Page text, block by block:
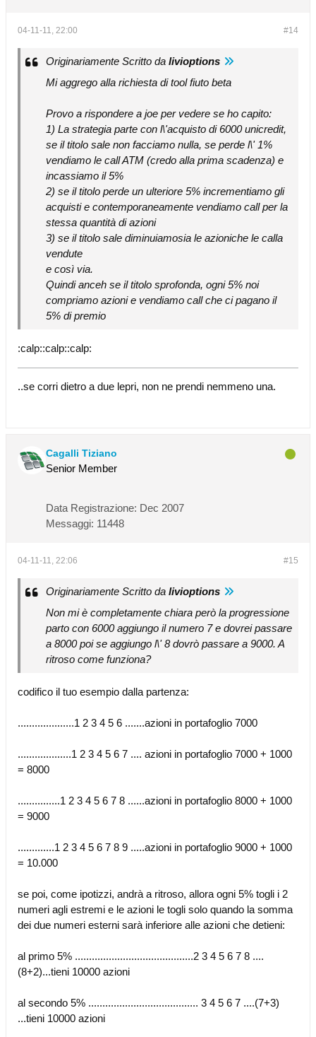
#14
04-11-11, 22:00
Originariamente Scritto da livioptions
Mi aggrego alla richiesta di tool fiuto beta
Provo a rispondere a joe per vedere se ho capito:
1) La strategia parte con l\'acquisto di 6000 unicredit,
se il titolo sale non facciamo nulla, se perde l\' 1%
vendiamo le call ATM (credo alla prima scadenza) e
incassiamo il 5%
2) se il titolo perde un ulteriore 5% incrementiamo gli
acquisti e contemporaneamente vendiamo call per la
stessa quantità di azioni
3) se il titolo sale diminuiamosia le azioniche le calla
vendute
e così via.
Quindi anceh se il titolo sprofonda, ogni 5% noi
compriamo azioni e vendiamo call che ci pagano il
5% di premio
:calp::calp::calp:
..se corri dietro a due lepri, non ne prendi nemmeno una.
Cagalli Tiziano
Senior Member
Data Registrazione: Dec 2007
Messaggi: 11448
#15
04-11-11, 22:06
Originariamente Scritto da livioptions
Non mi è completamente chiara però la progressione
parto con 6000 aggiungo il numero 7 e dovrei passare
a 8000 poi se aggiungo l\' 8 dovrò passare a 9000. A
ritroso come funziona?
codifico il tuo esempio dalla partenza:
....................1 2 3 4 5 6 .......azioni in portafoglio 7000
...................1 2 3 4 5 6 7 .... azioni in portafoglio 7000 + 1000
= 8000
...............1 2 3 4 5 6 7 8 ......azioni in portafoglio 8000 + 1000
= 9000
.............1 2 3 4 5 6 7 8 9 .....azioni in portafoglio 9000 + 1000
= 10.000
se poi, come ipotizzi, andrà a ritroso, allora ogni 5% togli i 2
numeri agli estremi e le azioni le togli solo quando la somma
dei due numeri esterni sarà inferiore alle azioni che detieni:
al primo 5% ..........................................2 3 4 5 6 7 8 ....
(8+2)...tieni 10000 azioni
al secondo 5% ....................................... 3 4 5 6 7 ....(7+3)
...tieni 10000 azioni